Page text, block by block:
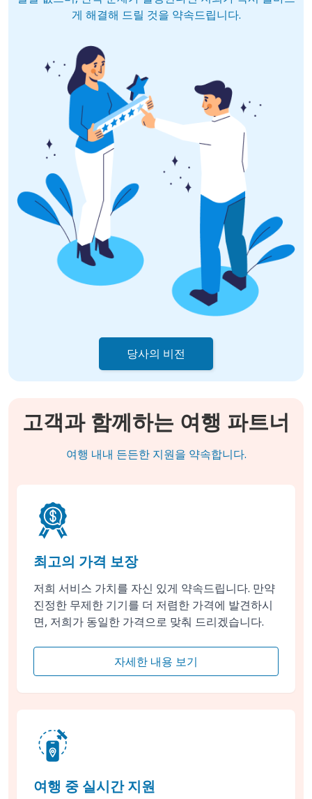
게 해결해 드릴 것을 약속드립니다.
당사의 비전
고객과 함께하는 여행 파트너
여행 내내 든든한 지원을 약속합니다.
최고의 가격 보장
저희 서비스 가치를 자신 있게 약속드립니다. 만약
진정한 무제한 기기를 더 저렴한 가격에 발견하시
면, 저희가 동일한 가격으로 맞춰 드리겠습니다.
자세한 내용 보기
여행 중 실시간 지원